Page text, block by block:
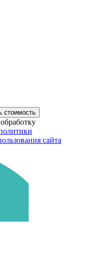
стоимость
сайта